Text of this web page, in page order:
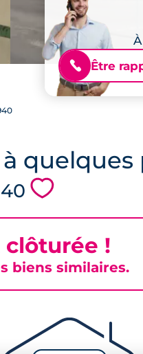
📞 Être
à quelques
💗
!
biens similaires.